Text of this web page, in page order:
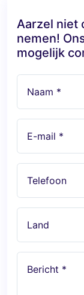
Aarzel niet
nemen!
mogelijk
Naam *
E-mail *
Telefoon
Land
Bericht *